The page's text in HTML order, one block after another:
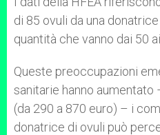
di 85 ovuli da una
quantità che vanno dai 50
Queste preoccupazioni
sanitarie hanno aumentato
(da 290 a 870 euro) – i
donatrice di ovuli può